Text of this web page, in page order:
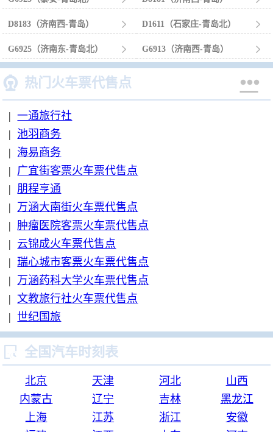
D8183（济南西-青岛）  D1611（石家庄-青岛北） 
G6925（济南东-青岛北）  G6913（济南西-青岛） 
 热门火车票代售点 
| 一通旅行社
| 池羽商务
| 海易商务
| 广宜街客票火车票代售点
| 朋程亨通
| 万涵大南街火车票代售点
| 肿瘤医院客票火车票代售点
| 云锦成火车票代售点
| 瑞心城市客票火车票代售点
| 万涵药科大学火车票代售点
| 文教旅行社火车票代售点
| 世纪国旅
 全国汽车时刻表
北京 天津 河北
山西
内蒙古
辽宁 吉林
黑龙江
上海
江苏 浙江
安徽